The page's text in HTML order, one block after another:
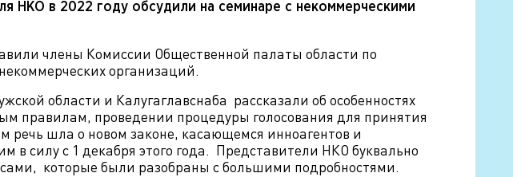
НКО в 2022 году обсудили на семинаре с некоммерческими
члены Комиссии Общественной палаты области по
организаций.
области и Калугаглавснаба рассказали об особенностях
правилам, проведении процедуры голосования для принятия
речь шла о новом законе, касающемся инноагентов и
в силу с 1 декабря этого года. Представители НКО буквально
которые были разобраны с большими подробностями.